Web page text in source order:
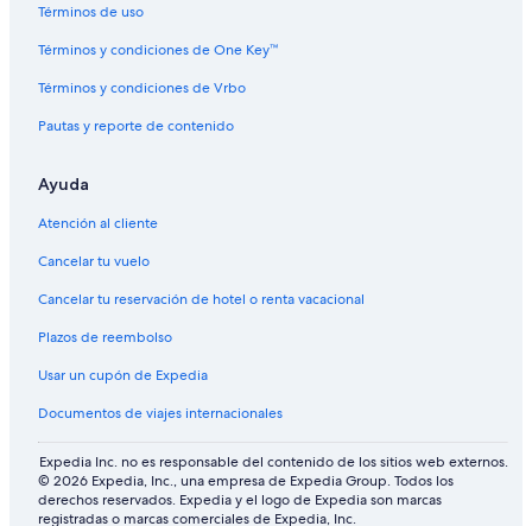
Términos de uso
Términos y condiciones de One Key™
Términos y condiciones de Vrbo
Pautas y reporte de contenido
Ayuda
Atención al cliente
Cancelar tu vuelo
Cancelar tu reservación de hotel o renta vacacional
Plazos de reembolso
Usar un cupón de Expedia
Documentos de viajes internacionales
Expedia Inc. no es responsable del contenido de los sitios web externos.
© 2026 Expedia, Inc., una empresa de Expedia Group. Todos los
derechos reservados. Expedia y el logo de Expedia son marcas
registradas o marcas comerciales de Expedia, Inc.